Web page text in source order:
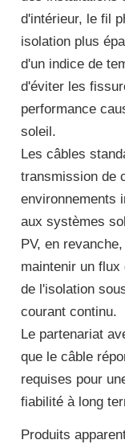
d'intérieur, le fil
isolation plus
d'un indice de
d'éviter les
performance
soleil.
Les câbles
transmission de
environnements
aux systèmes
PV, en
maintenir un
de l'isolation
courant continu.
Le partenariat
que le câble
requises pour
fiabilité à long
Produits